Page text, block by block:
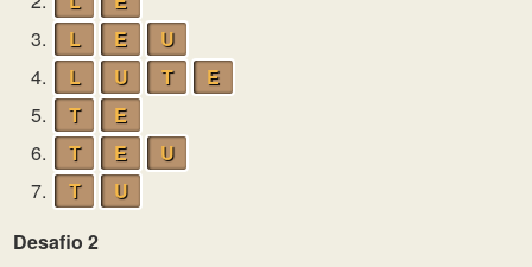
3.
L E
U
4.
L U T
E
5.
T
E
6.
T E
U
7.
T
U
Desafio 2